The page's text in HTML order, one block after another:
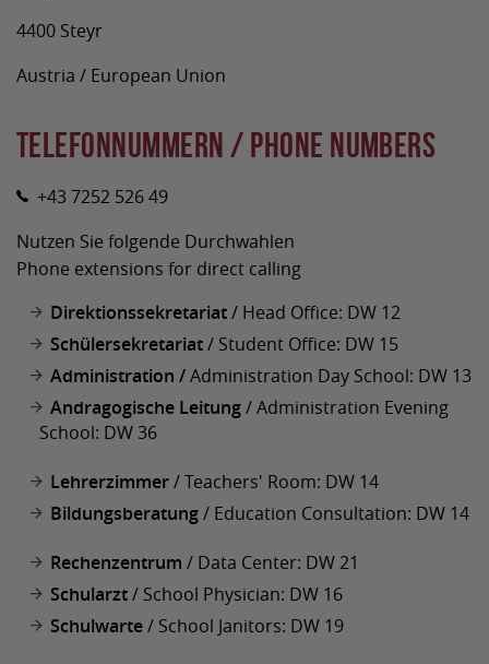
4400 Steyr
Austria / European Union
Telefonnummern / Phone Numbers
+43 7252 526 49
Nutzen Sie folgende Durchwahlen
Phone extensions for direct calling
Direktionssekretariat/ Head Office: DW 12
Schülersekretariat/ Student Office: DW 15
Administration /Administration Day School: DW 13
Andragogische Leitung/ Administration Evening
School: DW 36
Lehrerzimmer/ Teachers' Room: DW 14
Bildungsberatung/ Education Consultation: DW 14
Rechenzentrum / Data Center: DW 21
Schularzt/ School Physician: DW 16
Schulwarte/ School Janitors: DW 19